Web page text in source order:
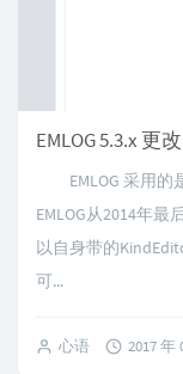
EMLOG 5.3.x 更
EMLOG 采用的
EMLOG从2014年
以自身带的
可...
心语 2017 年